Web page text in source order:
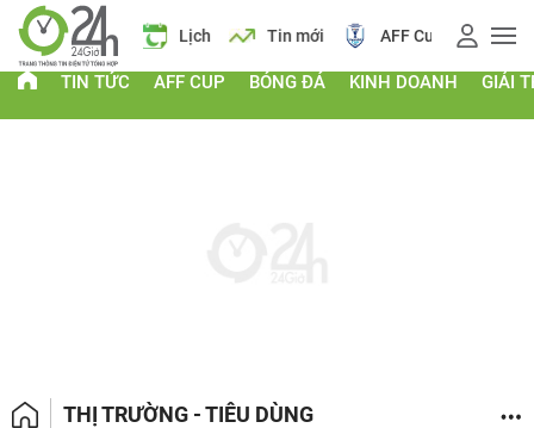
Lịch Tin mới AFF Cup Giá vàng
TIN TỨC AFF CUP BÓNG ĐÁ KINH DOANH GIẢI
THỊ TRƯỜNG - TIÊU DÙNG